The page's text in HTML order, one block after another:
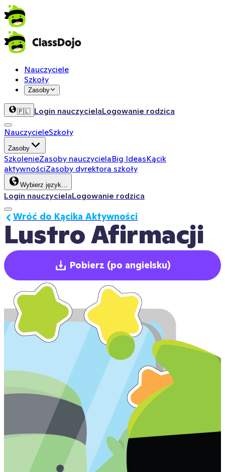
Nauczyciele
Szkoły
Zasoby
🇵🇱 Login nauczycielaLogowanie rodzica
NauczycieleSzkoły
Zasoby
SzkolenieZasoby nauczycielaBig IdeasKącik
aktywnościZasoby dyrektora szkoły
Wybierz język…
Login nauczycielaLogowanie rodzica
Lustro Afirmacji
Wróć do Kącika Aktywności
Pobierz (po angielsku)